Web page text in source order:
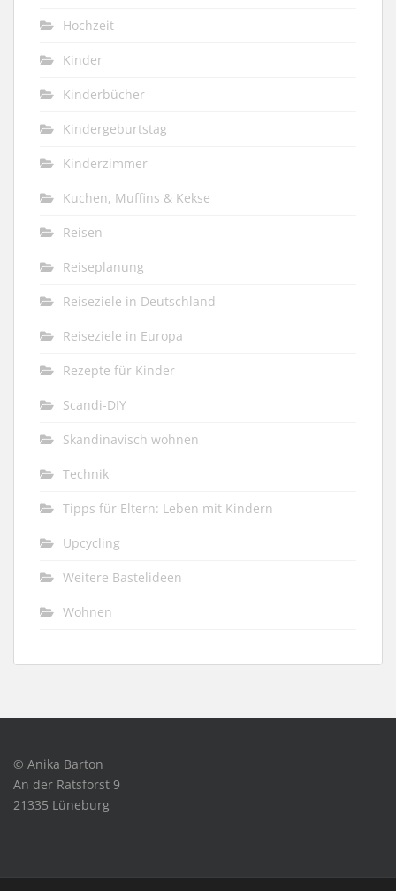
Hochzeit
Kinder
Kinderbücher
Kindergeburtstag
Kinderzimmer
Kuchen, Muffins & Kekse
Reisen
Reiseplanung
Reiseziele in Deutschland
Reiseziele in Europa
Rezepte für Kinder
Scandi-DIY
Skandinavisch wohnen
Technik
Tipps für Eltern: Leben mit Kindern
Upcycling
Weitere Bastelideen
Wohnen
© Anika Barton
An der Ratsforst 9
21335 Lüneburg